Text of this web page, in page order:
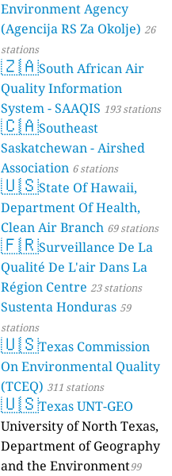
Environment Agency
(Agencija RS Za Okolje) 26
stations
🇿🇦South African Air
Quality Information
System - SAAQIS 193 stations
🇨🇦Southeast
Saskatchewan - Airshed
Association 6 stations
🇺🇸State Of Hawaii,
Department Of Health,
Clean Air Branch 69 stations
🇫🇷Surveillance De La
Qualité De L'air Dans La
Région Centre 23 stations
Sustenta Honduras 59
stations
🇺🇸Texas Commission
On Environmental Quality
(TCEQ) 311 stations
🇺🇸Texas UNT-GEO
University of North Texas,
Department of Geography
and the Environment99